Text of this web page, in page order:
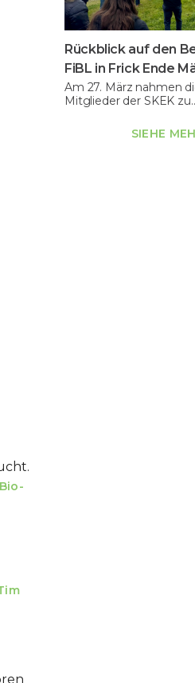
Rückblick auf den
FiBL in Frick Ende
Am 27. März nahmen
Mitglieder der SKEK
SIEHE